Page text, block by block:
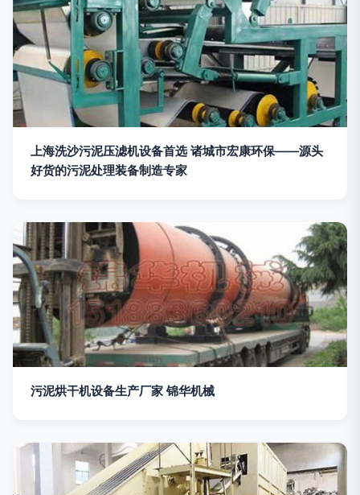
上海洗沙污泥压滤机设备首选 诸城市宏康环保——源头
好货的污泥处理装备制造专家
污泥烘干机设备生产厂家 锦华机械